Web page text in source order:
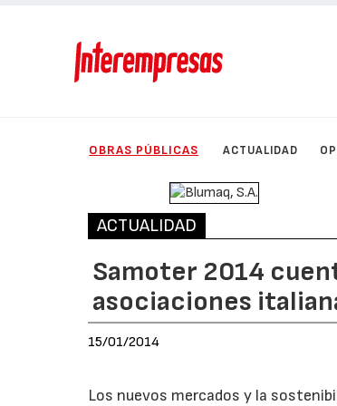
OBRAS PÚBLICAS ACTUALIDAD
ACTUALIDAD
Samoter 2014
asociaciones
15/01/2014
Los nuevos mercados y la